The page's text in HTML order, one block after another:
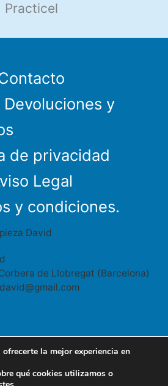
Practicel
y
de privacidad
Legal
y condiciones.
David
de Llobregat (Barcelona)
Cerdanya 22
WhatsApp
la mejor experiencia en
qué cookies utilizamos o